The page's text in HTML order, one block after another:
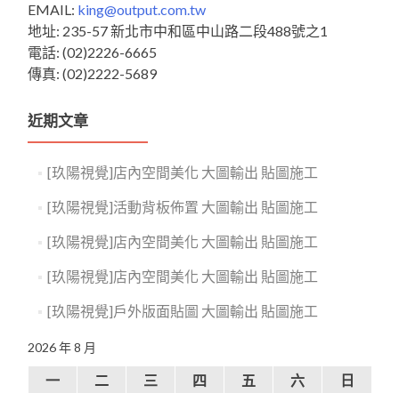
EMAIL: king@output.com.tw
地址: 235-57 新北市中和區中山路二段488號之1
電話: (02)2226-6665
傳真: (02)2222-5689
近期文章
[玖陽視覺]店內空間美化 大圖輸出 貼圖施工
[玖陽視覺]活動背板佈置 大圖輸出 貼圖施工
[玖陽視覺]店內空間美化 大圖輸出 貼圖施工
[玖陽視覺]店內空間美化 大圖輸出 貼圖施工
[玖陽視覺]戶外版面貼圖 大圖輸出 貼圖施工
2026 年 8 月
一 二 三 四 五 六
日